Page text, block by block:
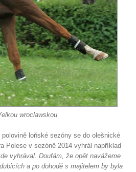
wroclawskou
loňské sezóny se do olešnické
Polese v sezóně 2014 vyhrál například
vyhrával. Doufám, že opět navážeme
a po dohodě s majitelem by byla